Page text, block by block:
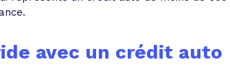
avec un crédit auto